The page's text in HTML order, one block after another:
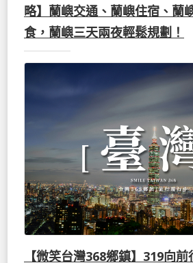
略】蘭嶼交通、蘭嶼住宿、蘭
食，蘭嶼三天兩夜輕鬆規劃！
【微笑台灣368鄉鎮】319向